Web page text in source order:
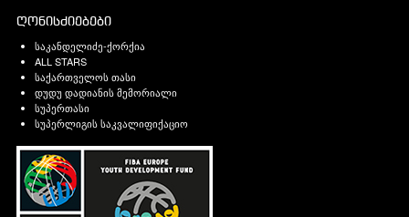
ღონისძიებები
საკანდელიძე-ქორქია
ALL STARS
საქართველოს თასი
დუდუ დადიანის მემორიალი
სუპერთასი
სუპერლიგის საკვალიფიქაციო